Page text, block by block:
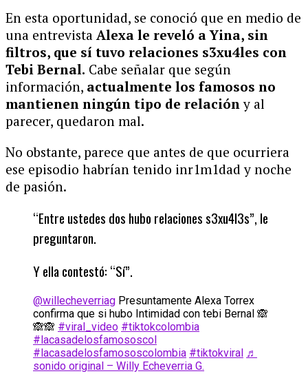
En esta oportunidad, se conoció que en medio de
una entrevista Alexa le reveló a Yina, sin
filtros, que sí tuvo relaciones s3xu4les con
Tebi Bernal. Cabe señalar que según
información, actualmente los famosos no
mantienen ningún tipo de relacióny al
parecer, quedaron mal.
No obstante, parece que antes de que ocurriera
ese episodio habrían tenido inr1m1dad y noche
de pasión.
“Entre ustedes dos hubo relaciones s3xu4l3s”, le
preguntaron.
Y ella contestó: “Sí”.
@willecheverriag Presuntamente Alexa Torrex
confirma que si hubo Intimidad con tebi Bernal 🙈
🙈🙈 #viral_video #tiktokcolombia
#lacasadelosfamososcol
#lacasadelosfamososcolombia #tiktokviral ♬
sonido original – Willy Echeverria G.